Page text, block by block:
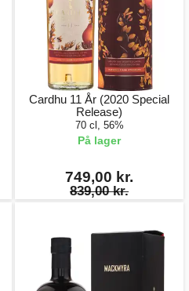
Cardhu 11 År (2020 Special
Release)
70 cl, 56%
På lager
749,00 kr.
839,00 kr.